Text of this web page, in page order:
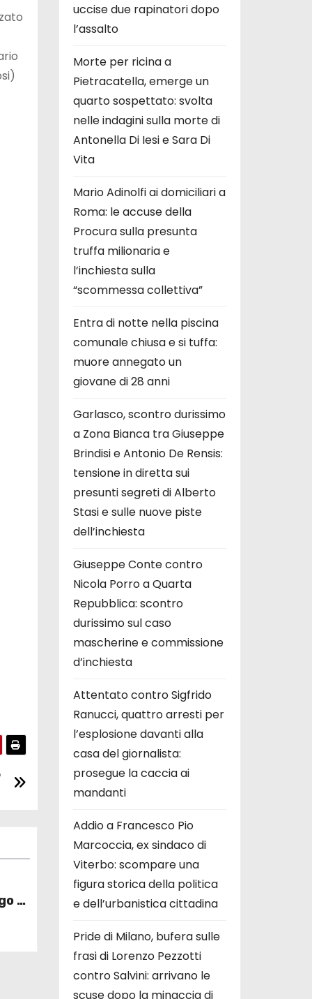
di
uccise due rapinatori dopo
l’assalto
Morte per ricina a
Pietracatella, emerge un
quarto sospettato: svolta
nelle indagini sulla morte di
Antonella Di Iesi e Sara Di
Vita
Mario Adinolfi ai domiciliari a
Roma: le accuse della
Procura sulla presunta
truffa milionaria e
l’inchiesta sulla
“scommessa collettiva”
Entra di notte nella piscina
comunale chiusa e si tuffa:
muore annegato un
giovane di 28 anni
Garlasco, scontro durissimo
a Zona Bianca tra Giuseppe
Brindisi e Antonio De Rensis:
tensione in diretta sui
presunti segreti di Alberto
Stasi e sulle nuove piste
dell’inchiesta
Giuseppe Conte contro
Nicola Porro a Quarta
Repubblica: scontro
durissimo sul caso
mascherine e commissione
d’inchiesta
Attentato contro Sigfrido
Ranucci, quattro arresti per
l’esplosione davanti alla
casa del giornalista:
prosegue la caccia ai
mandanti
Addio a Francesco Pio
Marcoccia, ex sindaco di
Viterbo: scompare una
figura storica della politica
e dell’urbanistica cittadina
Pride di Milano, bufera sulle
frasi di Lorenzo Pezzotti
contro Salvini: arrivano le
scuse dopo la minaccia di